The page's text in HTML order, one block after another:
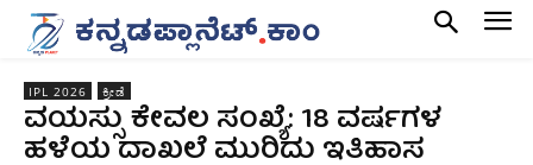
IPL 2026 ಕ್ರೀಡೆ
ವಯಸ್ಸು ಕೇವಲ ಸಂಖ್ಯೆ: 18 ವರ್ಷಗಳ
ಹಳೆಯ ದಾಖಲೆ ಮುರಿದು ಇತಿಹಾಸ